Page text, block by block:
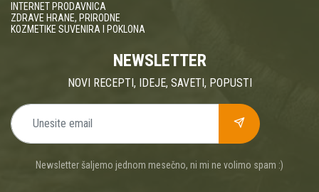
INTERNET PRODAVNICA
ZDRAVE HRANE, PRIRODNE
KOZMETIKE SUVENIRA I POKLONA
NEWSLETTER
NOVI RECEPTI, IDEJE, SAVETI, POPUSTI
Newsletter šaljemo jednom mesečno, ni mi ne volimo spam :)